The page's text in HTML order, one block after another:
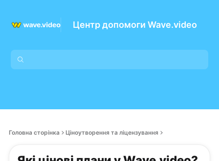
Центр допомоги Wave.video
Головна сторінка Ціноутворення та ліцензування